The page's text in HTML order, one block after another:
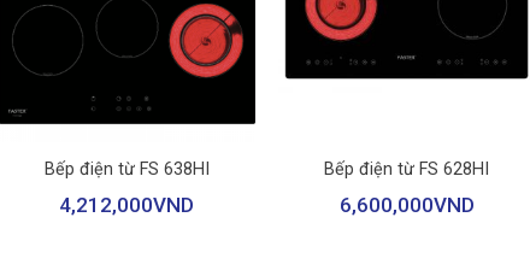
Bếp điện từ FS 638HI
4,212,000VND
Bếp điện từ FS 628HI
6,600,000VND